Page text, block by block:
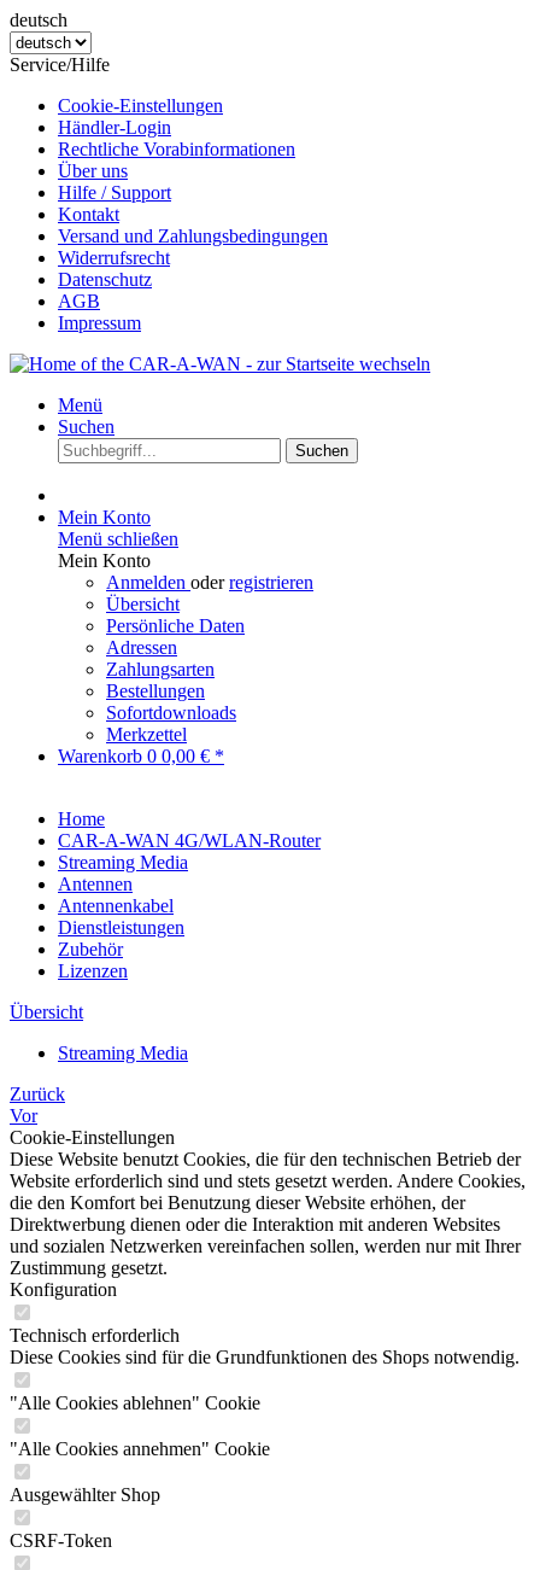
deutsch
Service/Hilfe
Cookie-Einstellungen
Händler-Login
Rechtliche Vorabinformationen
Über uns
Hilfe / Support
Kontakt
Versand und Zahlungsbedingungen
Widerrufsrecht
Datenschutz
AGB
Impressum
Menü
Suchen
Suchen
Mein Konto
Menü schließen
Mein Konto
Anmelden oderregistrieren
Übersicht
Persönliche Daten
Adressen
Zahlungsarten
Bestellungen
Sofortdownloads
Merkzettel
Warenkorb 0 0,00 € *
Home
CAR-A-WAN 4G/WLAN-Router
Streaming Media
Antennen
Antennenkabel
Dienstleistungen
Zubehör
Lizenzen
Übersicht
Streaming Media
Zurück
Vor
Cookie-Einstellungen
Diese Website benutzt Cookies, die für den technischen Betrieb der
Website erforderlich sind und stets gesetzt werden. Andere Cookies,
die den Komfort bei Benutzung dieser Website erhöhen, der
Direktwerbung dienen oder die Interaktion mit anderen Websites
und sozialen Netzwerken vereinfachen sollen, werden nur mit Ihrer
Zustimmung gesetzt.
Konfiguration
Technisch erforderlich
Diese Cookies sind für die Grundfunktionen des Shops notwendig.
"Alle Cookies ablehnen" Cookie
"Alle Cookies annehmen" Cookie
Ausgewählter Shop
CSRF-Token